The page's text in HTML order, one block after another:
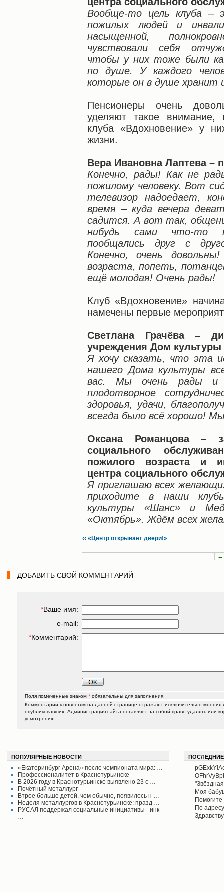
Вообще-то цель клуба –
пожилых людей и
насыщенной,
чувствовали себя
чтобы у них тоже были
по душе. У каждого
которые он в душе хранит
Пенсионеры очень
уделяют такое внимание,
клуба «Вдохновение» у
жизни.
Вера Ивановна Лаптева –
Конечно, рады! Как не
пожилому человеку. Вот
телевизор надоедает,
время – куда вечера
садится. А вот так,
нибудь сами что-то
пообщались друг с
Конечно, очень
возраста, попеть,
ещё молодая! Очень рады!
Клуб «Вдохновение»
намечены первые
Светлана Грачёва –
учреждения Дом культуры
Я хочу сказать, что эта
нашего Дома культуры
вас. Мы очень рады и
плодотворное
здоровья, удачи,
всегда было всё хорошо!
Оксана Романцова –
социального
пожилого возраста и
центра социального
Я приглашаю всех
приходите в наши
культуры «Шанс» и
«Октябрь». Ждём всех
‹‹ «Центр открывает двери!»
←
ДОБАВИТЬ СВОЙ КОММЕНТАРИЙ
*Ваше имя:
e-mail:
*Комментарий:
Поля помеченные знаком * обязательны для заполнения.
Комментарии к новостям на данной странице отражают исключительно мнения
опубликовавших. Администрация сайта оставляет за собой право удалять или
усмотрению.
ПОПУЛЯРНЫЕ НОВОСТИ
«Екатеринбург Арена» после чемпионата мира: …
Профессионалитет в Краснотурьинске
В 2026 году в Краснотурьинске выявлено 23 с …
Почётный металлург
Втрое больше детей, чем обычно, появилось н …
Неделя металлургов в Краснотурьинске: празд …
РУСАЛ поддержал социальные инициативы - инк
…
своего
поднял
Моя
Айрих
в
По